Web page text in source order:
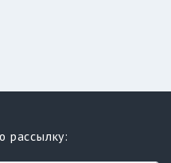
рассылку: